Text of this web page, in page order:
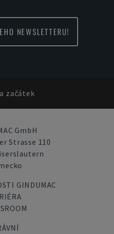
NEWSLETTERU!
začátek
GmbH
Strasse 110
GINDUMAC